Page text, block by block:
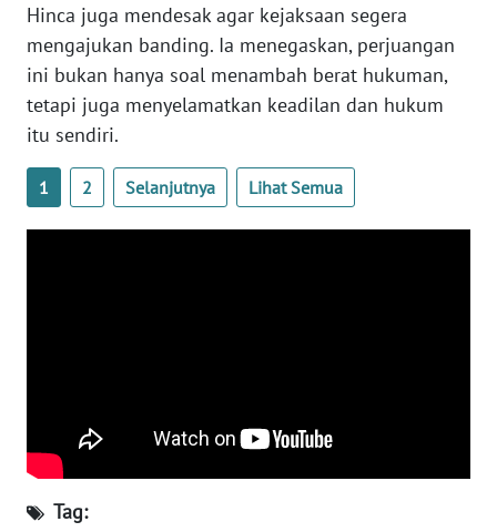
Hinca juga mendesak agar kejaksaan segera
mengajukan banding. Ia menegaskan, perjuangan
ini bukan hanya soal menambah berat hukuman,
tetapi juga menyelamatkan keadilan dan hukum
itu sendiri.
1 2 Selanjutnya Lihat Semua
Tag:
RIAU
WN
SERAMBI
JAMBI
WN
SULTENG
WN
SULBAR